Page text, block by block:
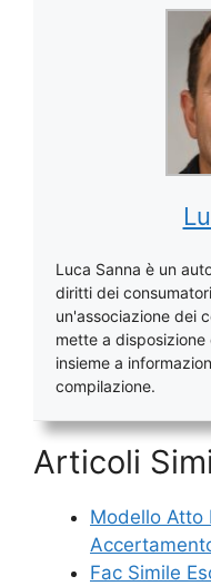
Luca Sanna è un
diritti dei
un'associazione dei
mette a
insieme a
compilazione.
Articoli
Modello Atto
Fac Simile